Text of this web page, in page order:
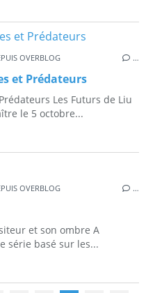
OVERBLOG …
et Prédateurs
Les Futurs de Liu
le 5 octobre...
OVERBLOG …
et son ombre A
série basé sur les...